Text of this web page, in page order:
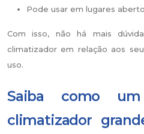
Pode usar em lugares
Com isso, não há mais
climatizador em relação aos
uso.
Saiba como
climatizador